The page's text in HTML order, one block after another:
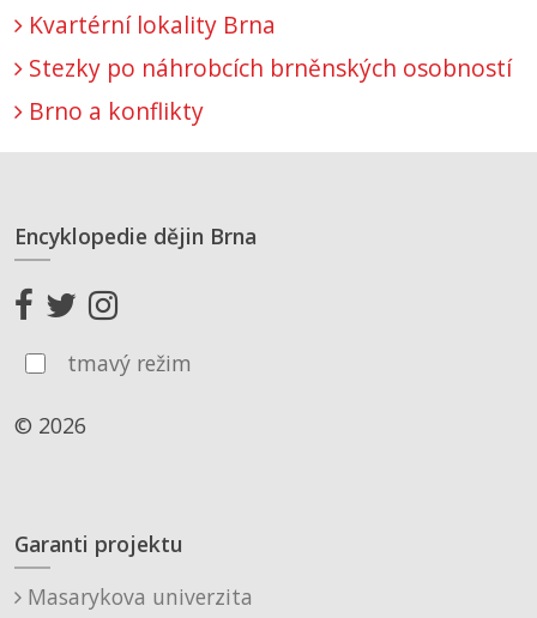
Kvartérní lokality Brna
Stezky po náhrobcích brněnských osobností
Brno a konflikty
Encyklopedie dějin Brna
tmavý režim
© 2026
Garanti projektu
Masarykova univerzita